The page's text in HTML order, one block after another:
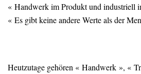
« Handwerk im Produkt und industriell
« Es gibt keine andere Werte als der
Heutzutage gehören « Handwerk », «